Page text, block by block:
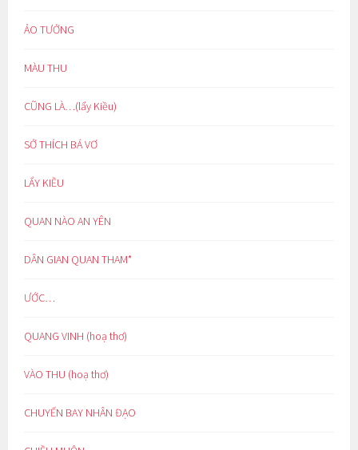
ẢO TƯỞNG
MÀU THU
CŨNG LÀ…(lẩy Kiều)
SỞ THÍCH BÁ VƠ
LẨY KIỀU
QUAN NÀO AN YÊN
DÂN GIAN QUAN THAM*
ƯỚC…
QUANG VINH (hoạ thơ)
VÀO THU (hoạ thơ)
CHUYẾN BAY NHÂN ĐẠO